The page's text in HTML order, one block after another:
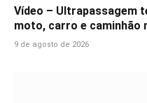
Vídeo – Ultrapassagem
moto, carro e caminhão
9 de agosto de 2026